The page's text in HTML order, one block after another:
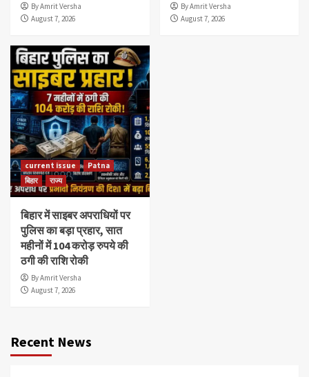
By Amrit Versha
August 7, 2026
By Amrit Versha
August 7, 2026
current issue
Patna
बिहार
राज्य
बिहार में साइबर अपराधियों पर
पुलिस का बड़ा प्रहार, सात
महीनों में 104 करोड़ रुपये की
ठगी की राशि रोकी
By Amrit Versha
August 7, 2026
Recent News